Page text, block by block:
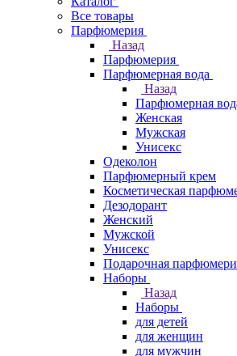
Все товары
Парфюмерия
Назад
Парфюмерия
Парфюмерная вода
Назад
Парфюмерная
Женская
Мужская
Унисекс
Одеколон
Парфюмерный крем
Косметическая
Дезодорант
Женский
Мужской
Унисекс
Подарочная
Наборы
Назад
Наборы
для детей
для женщин
для мужчин